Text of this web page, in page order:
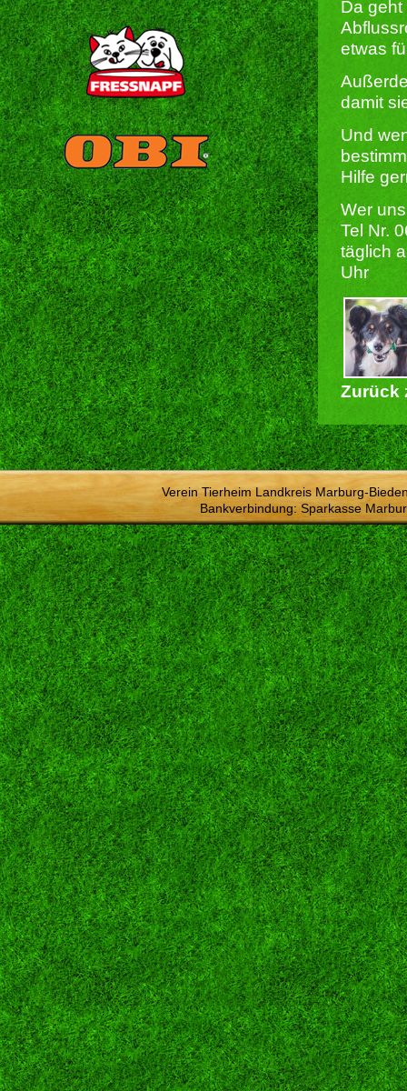
Da
etwas
damit
Und
Hilfe
Wer
Tel Nr.
täglich
Uhr
Zurück
Verein Tierheim Landkreis Marburg-
Bankverbindung: Sparkasse